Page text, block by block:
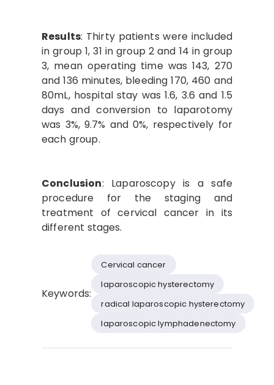
Results: Thirty patients were included
in group 1, 31 in group 2 and 14 in group
3, mean operating time was 143, 270
and 136 minutes, bleeding 170, 460 and
80mL, hospital stay was 1.6, 3.6 and 1.5
days and conversion to laparotomy
was 3%, 9.7% and 0%, respectively for
each group.
Conclusion: Laparoscopy is a safe
procedure for the staging and
treatment of cervical cancer in its
different stages.
Keywords:
Cervical cancer
laparoscopic hysterectomy
radical laparoscopic hysterectomy
laparoscopic lymphadenectomy